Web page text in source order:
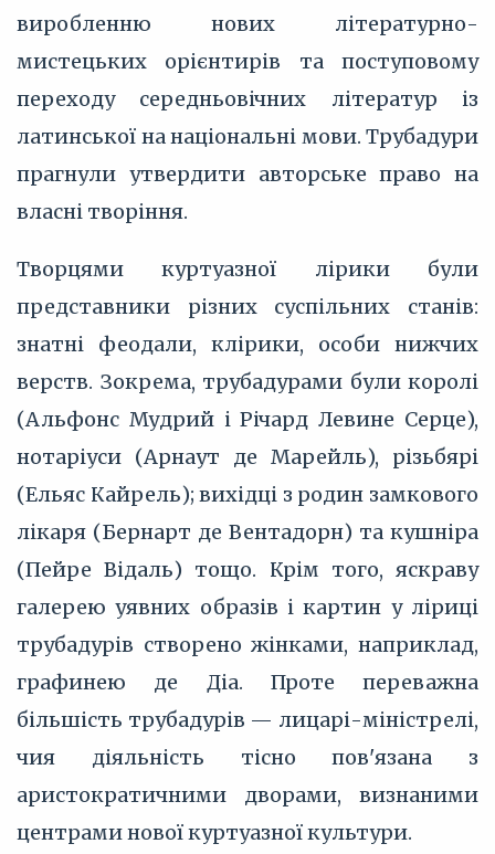
виробленню нових літературно-
мистецьких орієнтирів та поступовому
переходу середньовічних літератур із
латинської на національні мови. Трубадури
прагнули утвердити авторське право на
власні творіння.
Творцями куртуазної лірики були
представники різних суспільних станів:
знатні феодали, клірики, особи нижчих
верств. Зокрема, трубадурами були королі
(Альфонс Мудрий і Річард Левине Серце),
нотаріуси (Арнаут де Марейль), різьбярі
(Ельяс Кайрель); вихідці з родин замкового
лікаря (Бернарт де Вентадорн) та кушніра
(Пейре Відаль) тощо. Крім того, яскраву
галерею уявних образів і картин у ліриці
трубадурів створено жінками, наприклад,
графинею де Діа. Проте переважна
більшість трубадурів — лицарі-міністрелі,
чия діяльність тісно пов'язана з
аристократичними дворами, визнаними
центрами нової куртуазної культури.